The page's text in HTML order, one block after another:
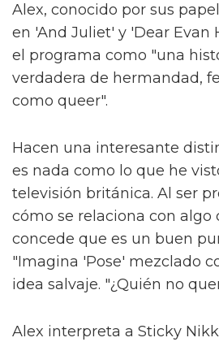
Alex, conocido por sus
en 'And Juliet' y 'Dear Evan
el programa como "una
verdadera de hermandad,
como queer".
Hacen una interesante
es nada como lo que he
televisión británica. Al ser
cómo se relaciona con algo
concede que es un buen
"Imagina 'Pose' mezclado
idea salvaje. "¿Quién no
Alex interpreta a Sticky